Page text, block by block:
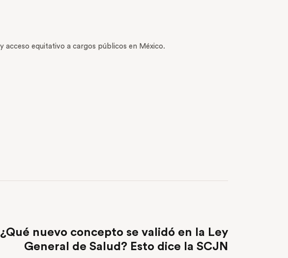
equitativo a cargos públicos en México.
¿Qué nuevo concepto se validó en la Ley
General de Salud? Esto dice la SCJN